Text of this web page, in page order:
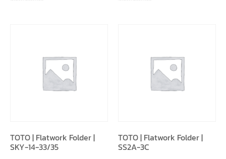
TOTO | Flatwork Folder |
SKY-14-33/35
TOTO | Flatwork Folder |
SS2A-3C